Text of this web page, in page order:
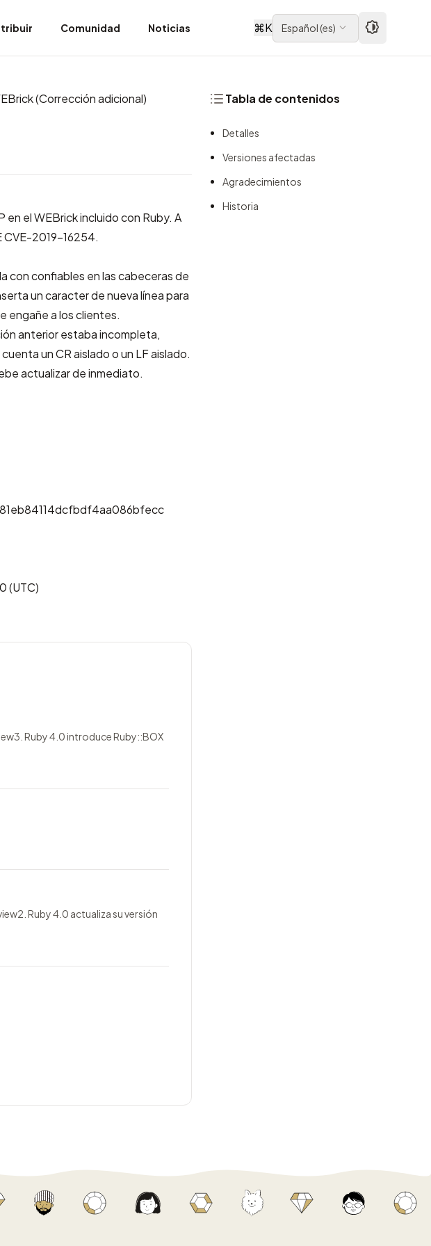
Comunidad Noticias ⌘K Español(es)
(Corrección adicional)
el WEBrick incluido con Ruby. A
CVE-2019-16254.
con confiables en las cabeceras de
un caracter de nueva línea para
engañe a los clientes.
anterior estaba incompleta,
un CR aislado o un LF aislado.
actualizar de inmediato.
(UTC)
Ruby 4.0 introduce Ruby::BOX
Ruby 4.0 actualiza su versión
Tabla de contenidos
Detalles
Versiones afectadas
Agradecimientos
Historia